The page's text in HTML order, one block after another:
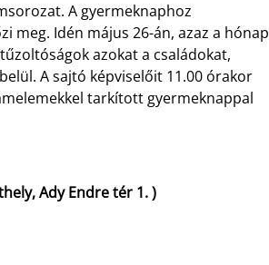
A gyermeknaphoz
meg. Idén május 26-án, azaz a hónap
azokat a családokat,
A sajtó képviselőit 11.00 órakor
tarkított gyermeknappal
Ady Endre tér 1. )